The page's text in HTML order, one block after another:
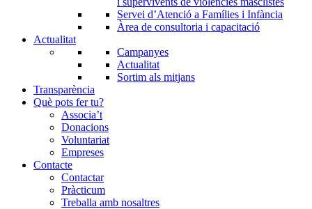
Servei d’Atenció a Famílies i Infància
Àrea de consultoria i capacitació
Actualitat
Campanyes
Actualitat
Sortim als mitjans
Transparència
Què pots fer tu?
Associa’t
Donacions
Voluntariat
Empreses
Contacte
Contactar
Pràcticum
Treballa amb nosaltres